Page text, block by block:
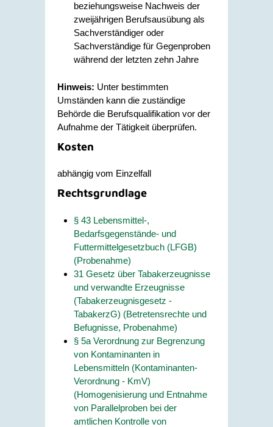
beziehungsweise Nachweis der
zweijährigen Berufsausübung als
Sachverständiger oder
Sachverständige für Gegenproben
während der letzten zehn Jahre
Hinweis: Unter bestimmten
Umständen kann die zuständige
Behörde die Berufsqualifikation vor der
Aufnahme der Tätigkeit überprüfen.
Kosten
abhängig vom Einzelfall
Rechtsgrundlage
§ 43 Lebensmittel-,
Bedarfsgegenstände- und
Futtermittelgesetzbuch (LFGB)
(Probenahme)
31 Gesetz über Tabakerzeugnisse
und verwandte Erzeugnisse
(Tabakerzeugnisgesetz -
TabakerzG) (Betretensrechte und
Befugnisse, Probenahme)
§ 5a Verordnung zur Begrenzung
von Kontaminanten in
Lebensmitteln (Kontaminanten-
Verordnung - KmV)
(Homogenisierung und Entnahme
von Parallelproben bei der
amtlichen Kontrolle von